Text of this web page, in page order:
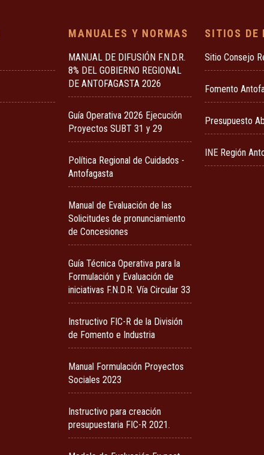
MANUALES Y NORMAS
MANUAL DE DIFUSIÓN F.N.D.R.
8% DEL GOBIERNO REGIONAL
DE ANTOFAGASTA 2026
Guía Operativa 2026 Ejecución
Proyectos SUBT 31 y 29
Política Regional de Cuidados -
Antofagasta
Manual de Evaluación de las
Solicitudes de pronunciamiento
de Concesiones
Guía Técnica Operativa para la
Formulación y Evaluación de
iniciativas F.N.D.R. Vía Circular 33
Instructivo FIC-R de la División
de Fomento e Industria
Manual Formulación Proyectos
Sociales 2023
Instructivo para creación
presupuestaria FIC-R 2021.
SITIOS DE
Sitio Consejo
Fomento
Presupuesto
INE Región